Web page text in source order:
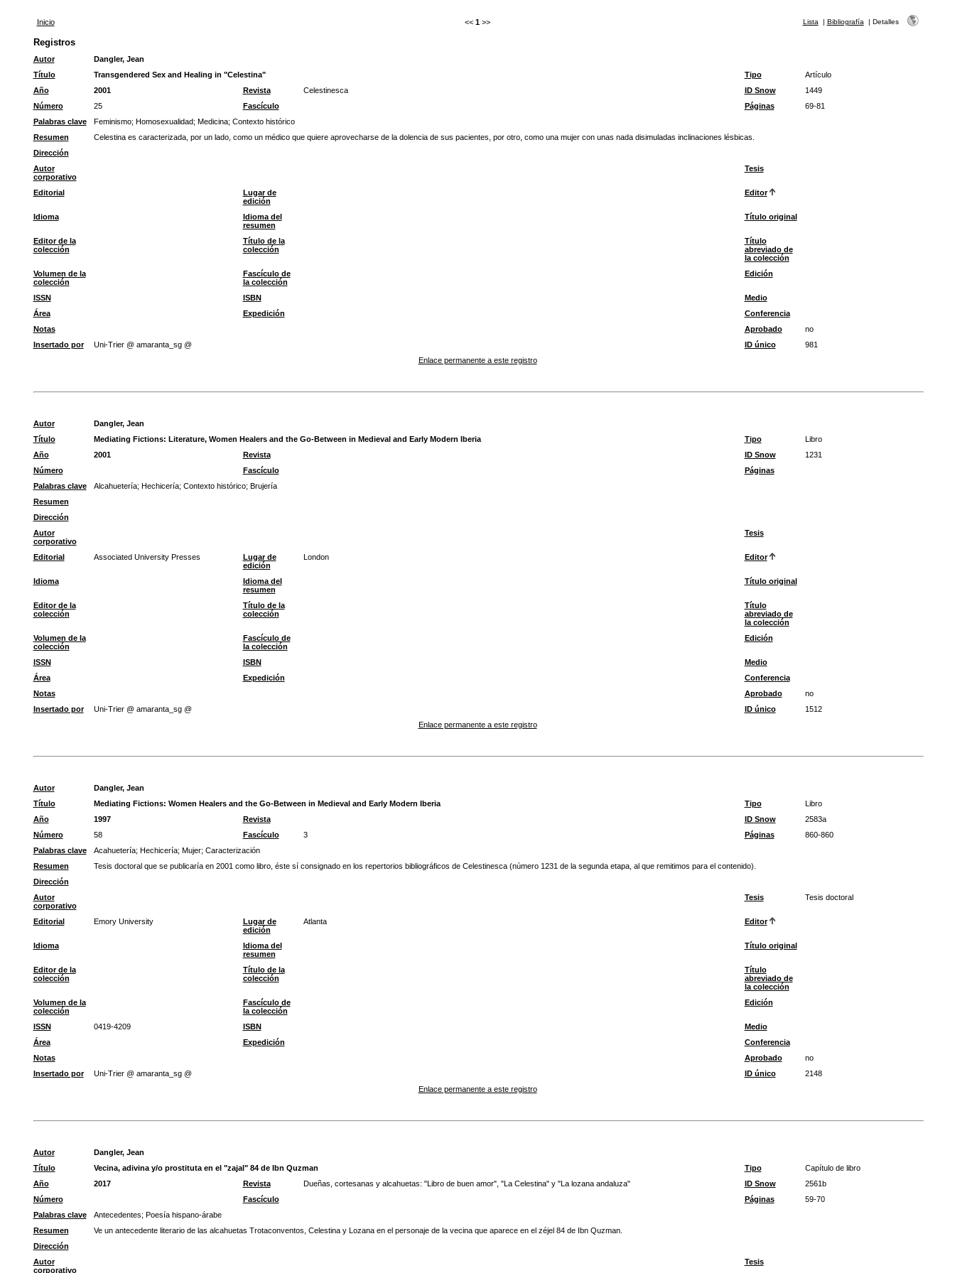
Inicio << 1 >> Lista | Bibliografía | Detalles
Registros
Autor
Dangler, Jean
Título
Transgendered Sex and Healing in "Celestina" Tipo
Artículo
Año
2001 Revista Celestinesca ID Snow
1449
Número
25 Fascículo Páginas
69-81
Palabras clave
Feminismo; Homosexualidad; Medicina; Contexto histórico
Resumen
Celestina es caracterizada, por un lado, como un médico que quiere aprovecharse de la dolencia de sus pacientes, por otro, como una mujer con unas nada disimuladas inclinaciones lésbicas.
Dirección
Autor
corporativo
Tesis
Editorial
Lugar de
edición
Editor
Idioma
Idioma del
resumen
Título original
Editor de la
colección
Título de la
colección
Título
abreviado de
la colección
Volumen de la
colección
Fascículo de
la colección
Edición
ISSN ISBN
Medio
Área
Expedición
Conferencia
Notas
Aprobado
no
Insertado por
Uni-Trier @ amaranta_sg @ ID único
981
Enlace permanente a este registro
Autor
Dangler, Jean
Título
Mediating Fictions: Literature, Women Healers and the Go-Between in Medieval and Early Modern Iberia Tipo
Libro
Año
2001 Revista ID Snow
1231
Número
Fascículo
Páginas
Palabras clave
Alcahuetería; Hechicería; Contexto histórico; Brujería
Resumen
Dirección
Autor
corporativo
Tesis
Editorial Associated University Presses
Lugar de
edición
London Editor
Idioma
Idioma del
resumen
Título original
Editor de la
colección
Título de la
colección
Título
abreviado de
la colección
Volumen de la
colección
Fascículo de
la colección
Edición
ISSN ISBN
Medio
Área
Expedición
Conferencia
Notas
Aprobado
no
Insertado por
Uni-Trier @ amaranta_sg @ ID único
1512
Enlace permanente a este registro
Autor
Dangler, Jean
Título
Mediating Fictions: Women Healers and the Go-Between in Medieval and Early Modern Iberia Tipo
Libro
Año
1997 Revista ID Snow
2583a
Número
58 Fascículo 3 Páginas
860-860
Palabras clave
Acahuetería; Hechicería; Mujer; Caracterización
Resumen
Tesis doctoral que se publicaría en 2001 como libro, éste sí consignado en los repertorios bibliográficos de Celestinesca (número 1231 de la segunda etapa, al que remitimos para el contenido).
Dirección
Autor
corporativo
Tesis Tesis doctoral
Editorial Emory University
Lugar de
edición
Atlanta Editor
Idioma
Idioma del
resumen
Título original
Editor de la
colección
Título de la
colección
Título
abreviado de
la colección
Volumen de la
colección
Fascículo de
la colección
Edición
ISSN 0419-4209 ISBN
Medio
Área
Expedición
Conferencia
Notas
Aprobado
no
Insertado por
Uni-Trier @ amaranta_sg @ ID único
2148
Enlace permanente a este registro
Autor
Dangler, Jean
Título
Vecina, adivina y/o prostituta en el "zajal" 84 de Ibn Quzman Tipo
Capítulo de libro
Año
2017 Revista Dueñas, cortesanas y alcahuetas: "Libro de buen amor", "La Celestina" y "La lozana andaluza" ID Snow
2561b
Número
Fascículo Páginas
59-70
Palabras clave
Antecedentes; Poesía hispano-árabe
Resumen
Ve un antecedente literario de las alcahuetas Trotaconventos, Celestina y Lozana en el personaje de la vecina que aparece en el zéjel 84 de Ibn Quzman.
Dirección
Autor
corporativo
Tesis